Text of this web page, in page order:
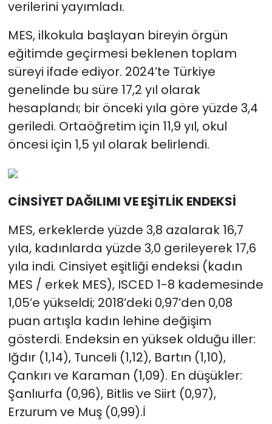
verilerini yayımladı.
MES, ilkokula başlayan bireyin örgün
eğitimde geçirmesi beklenen toplam
süreyi ifade ediyor. 2024’te Türkiye
genelinde bu süre 17,2 yıl olarak
hesaplandı; bir önceki yıla göre yüzde 3,4
geriledi. Ortaöğretim için 11,9 yıl, okul
öncesi için 1,5 yıl olarak belirlendi.
CİNSİYET DAĞILIMI VE EŞİTLİK ENDEKSİ
MES, erkeklerde yüzde 3,8 azalarak 16,7
yıla, kadınlarda yüzde 3,0 gerileyerek 17,6
yıla indi. Cinsiyet eşitliği endeksi (kadın
MES / erkek MES), ISCED 1-8 kademesinde
1,05’e yükseldi; 2018’deki 0,97’den 0,08
puan artışla kadın lehine değişim
gösterdi. Endeksin en yüksek olduğu iller:
Iğdır (1,14), Tunceli (1,12), Bartın (1,10),
Çankırı ve Karaman (1,09). En düşükler:
Şanlıurfa (0,96), Bitlis ve Siirt (0,97),
Erzurum ve Muş (0,99).İ